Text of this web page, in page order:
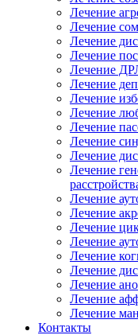
Лечение
Лечение
Лечение
Лечение
Лечение
Лечение
Лечение
Лечение
Лечение
Лечение
Лечение
Лечение
Лечение
Лечение
Лечение
Лечение
Лечение
Лечение
Лечение
Лечение
Лечение
Контакты